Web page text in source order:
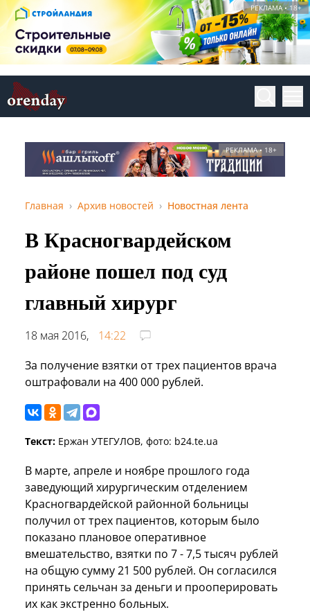
РЕКЛАМА • 18+
РЕКЛАМА • 18+
Главная Архив новостей Новостная лента
В Красногвардейском
районе пошел под суд
главный хирург
18 мая 2016,
14:22
За получение взятки от трех пациентов врача
оштрафовали на 400 000 рублей.
Текст: Ержан УТЕГУЛОВ, фото: b24.te.ua
В марте, апреле и ноябре прошлого года
заведующий хирургическим отделением
Красногвардейской районной больницы
получил от трех пациентов, которым было
показано плановое оперативное
вмешательство, взятки по 7 - 7,5 тысяч рублей
на общую сумму 21 500 рублей. Он согласился
принять сельчан за деньги и прооперировать
их как экстренно больных.